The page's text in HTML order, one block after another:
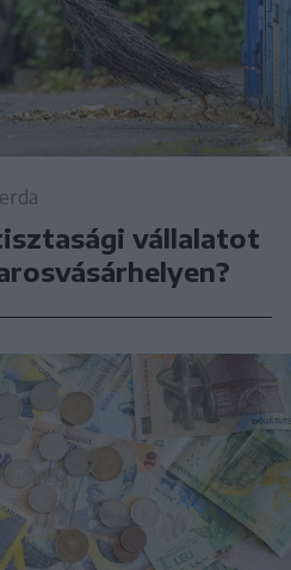
vállalatot